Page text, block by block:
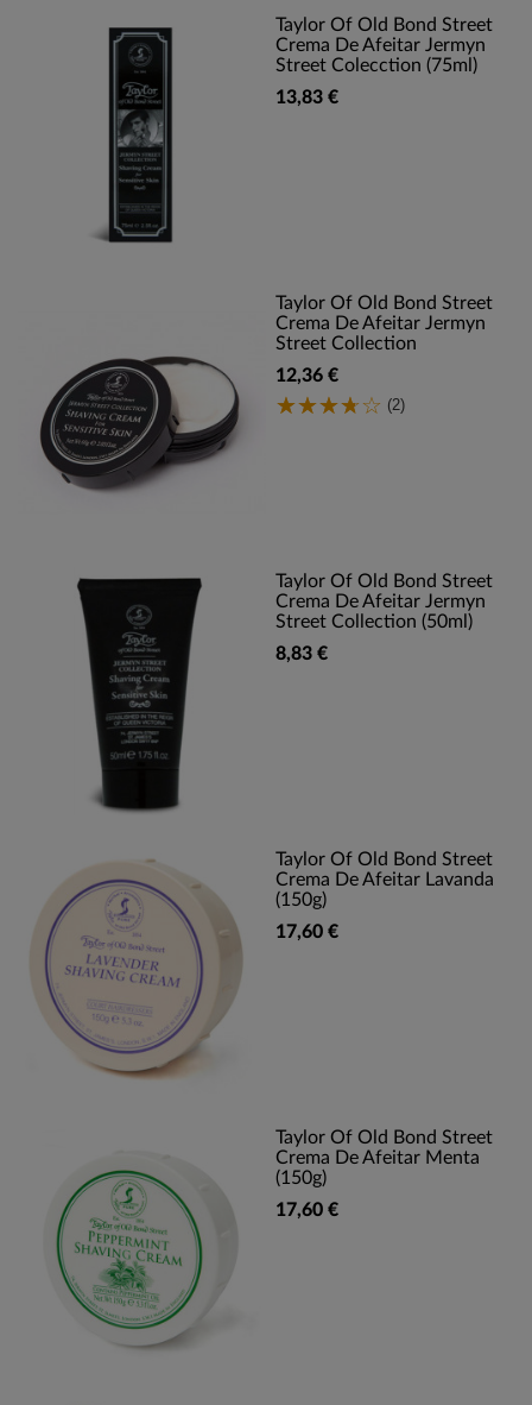
Taylor Of Old Bond Street
Crema De Afeitar Jermyn
Street Colecction (75ml)
13,83 €
Taylor Of Old Bond Street
Crema De Afeitar Jermyn
Street Collection
12,36 €
(2)
Taylor Of Old Bond Street
Crema De Afeitar Jermyn
Street Collection (50ml)
8,83 €
Taylor Of Old Bond Street
Crema De Afeitar Lavanda
(150g)
17,60 €
Taylor Of Old Bond Street
Crema De Afeitar Menta
(150g)
17,60 €